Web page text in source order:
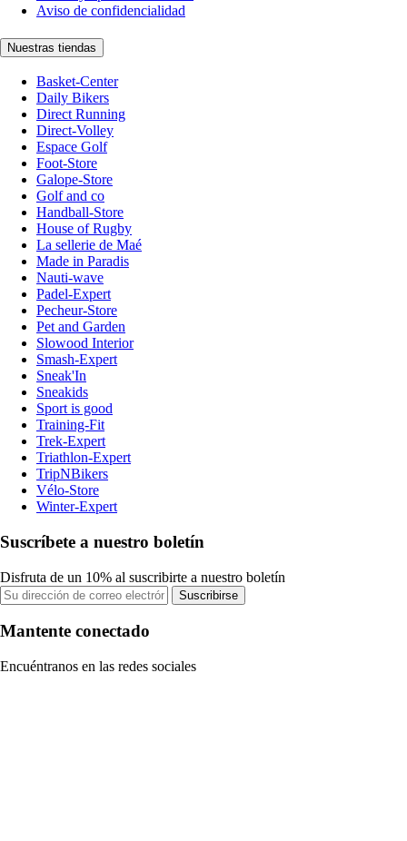
Aviso de confidencialidad
Nuestras tiendas
Basket-Center
Daily Bikers
Direct Running
Direct-Volley
Espace Golf
Foot-Store
Galope-Store
Golf and co
Handball-Store
House of Rugby
La sellerie de Maé
Made in Paradis
Nauti-wave
Padel-Expert
Pecheur-Store
Pet and Garden
Slowood Interior
Smash-Expert
Sneak'In
Sneakids
Sport is good
Training-Fit
Trek-Expert
Triathlon-Expert
TripNBikers
Vélo-Store
Winter-Expert
Suscríbete a nuestro boletín
Disfruta de un 10% al suscribirte a nuestro boletín
Suscribirse
Mantente conectado
Encuéntranos en las redes sociales